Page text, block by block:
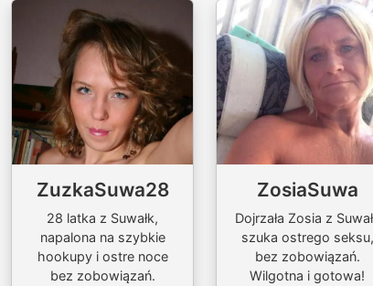
ZuzkaSuwa28
28 latka z Suwałk,
napalona na szybkie
hookupy i ostre noce
bez zobowiązań.
ZosiaSuwa
Dojrzała Zosia z
szuka ostrego seksu,
bez zobowiązań.
Wilgotna i gotowa!